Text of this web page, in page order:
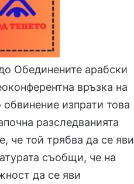
Обединените арабски
връзка на
изпрати това
разследванията
че той трябва да се яви
съобщи, че на
да се яви